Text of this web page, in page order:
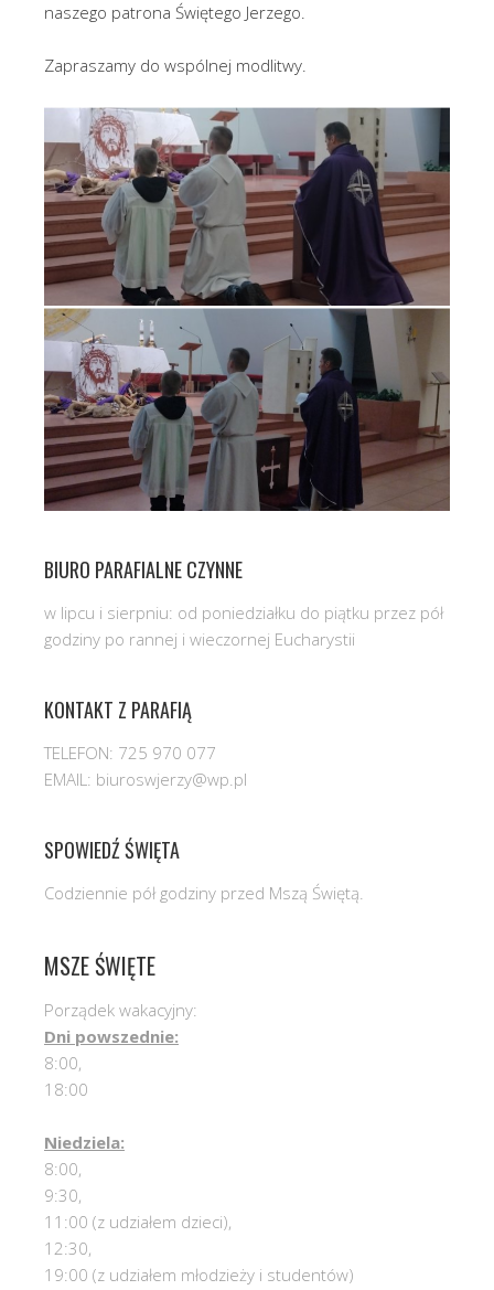
naszego patrona Świętego Jerzego.
Zapraszamy do wspólnej modlitwy.
BIURO PARAFIALNE CZYNNE
w lipcu i sierpniu: od poniedziałku do piątku przez pół
godziny po rannej i wieczornej Eucharystii
KONTAKT Z PARAFIĄ
TELEFON: 725 970 077
EMAIL: biuroswjerzy@wp.pl
SPOWIEDŹ ŚWIĘTA
Codziennie pół godziny przed Mszą Świętą.
MSZE ŚWIĘTE
Porządek wakacyjny:
Dni powszednie:
8:00,
18:00
Niedziela:
8:00,
9:30,
11:00 (z udziałem dzieci),
12:30,
19:00 (z udziałem młodzieży i studentów)